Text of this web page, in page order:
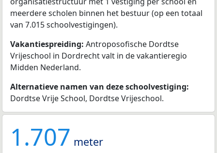
meerdere scholen binnen het bestuur (op een totaal
van 7.015 schoolvestigingen).
Vakantiespreiding: Antroposofische Dordtse
Vrijeschool in Dordrecht valt in de vakantieregio
Midden Nederland.
Alternatieve namen van deze schoolvestiging:
Dordtse Vrije School, Dordtse Vrijeschool.
1.707 meter